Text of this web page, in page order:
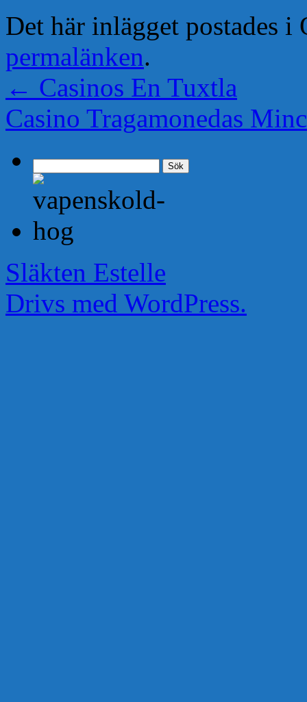
Det här inlägget postades i
permalänken.
← Casinos En Tuxtla
Casino Tragamonedas
efter:
Släkten Estelle
Drivs med WordPress.